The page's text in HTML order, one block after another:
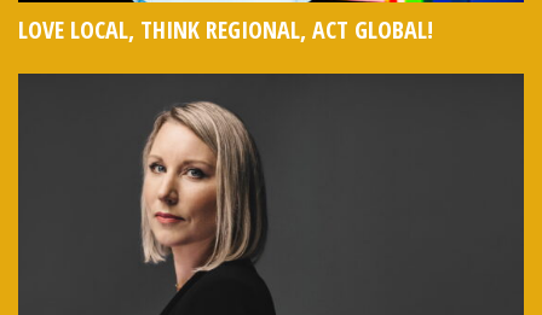
LOVE LOCAL, THINK REGIONAL, ACT GLOBAL!